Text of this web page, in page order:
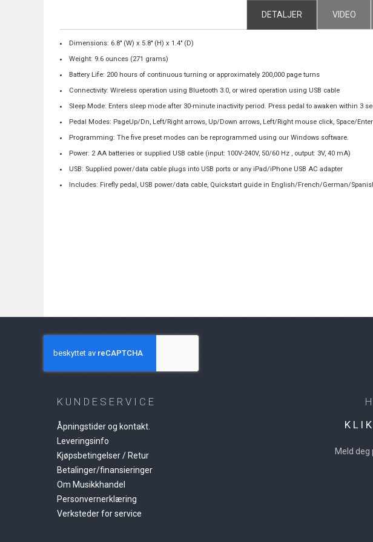
the
images
gallery
DETALJER
Dimensions: 6.8" (W) x 5.8" (H) x 1.4" (D)
Weight: 9.6 ounces (271 grams)
Battery Life: 200 hours of continuous turning or approximately 200,000 page turns
Connectivity: Wireless operation using Bluetooth 3.0, or wired operation using USB cable
Sleep Mode: Enters sleep mode after 30-minute inactivity period. Press pedal to awaken within 3
Pedal Modes: PageUp/Dn, Left/Right arrows, Up/Down arrows, Left/Right mouse click, Space/Enter
Programming: The five preset modes can be reprogrammed using our Windows software.
Power: 2 AA batteries or supplied USB cable (input: 100V-240V, 50/60 Hz , output: 3V, 40 mA)
USB: Supplied power/data cable plugs into USB ports or any iPad/iPhone USB AC adapter
Includes: Firefly pedal, USB power/data cable, Quickstart guide in English/French/German/
VIDEO
KUNDESERVICE
Åpningstider og kontakt.
Leveringsinfo
Kjøpsbetingelser / Retur
Betalinger/finansieringer
Om Musikkhandel
Personvernerklæring
Verksteder for service
Meld deg